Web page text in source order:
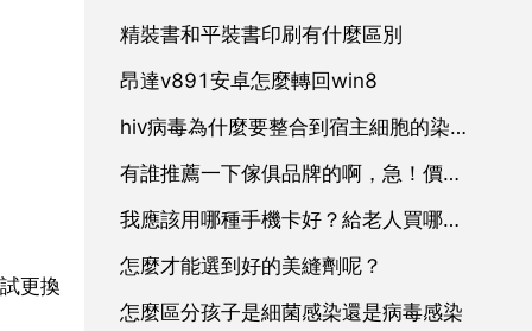
更換
精裝書和平裝書印刷有什麼區別
昂達v891安卓怎麼轉回win8
hiv病毒為什麼要整合到宿主細胞的染色體中
有誰推薦一下傢俱品牌的啊，急！價效比高，環保的，謝謝啦！
我應該用哪種手機卡好？給老人買哪種手機卡好？？
怎麼才能選到好的美縫劑呢？
怎麼區分孩子是細菌感染還是病毒感染